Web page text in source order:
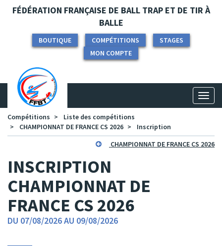
Panneau de gestion des cookies
FÉDÉRATION FRANÇAISE DE BALL TRAP ET DE TIR À
BALLE
BOUTIQUE COMPÉTITIONS
STAGES
MON COMPTE
Compétitions
Liste des compétitions
CHAMPIONNAT DE FRANCE CS 2026
Inscription
CHAMPIONNAT DE FRANCE CS 2026
INSCRIPTION
CHAMPIONNAT DE
FRANCE CS 2026
DU 07/08/2026 AU 09/08/2026